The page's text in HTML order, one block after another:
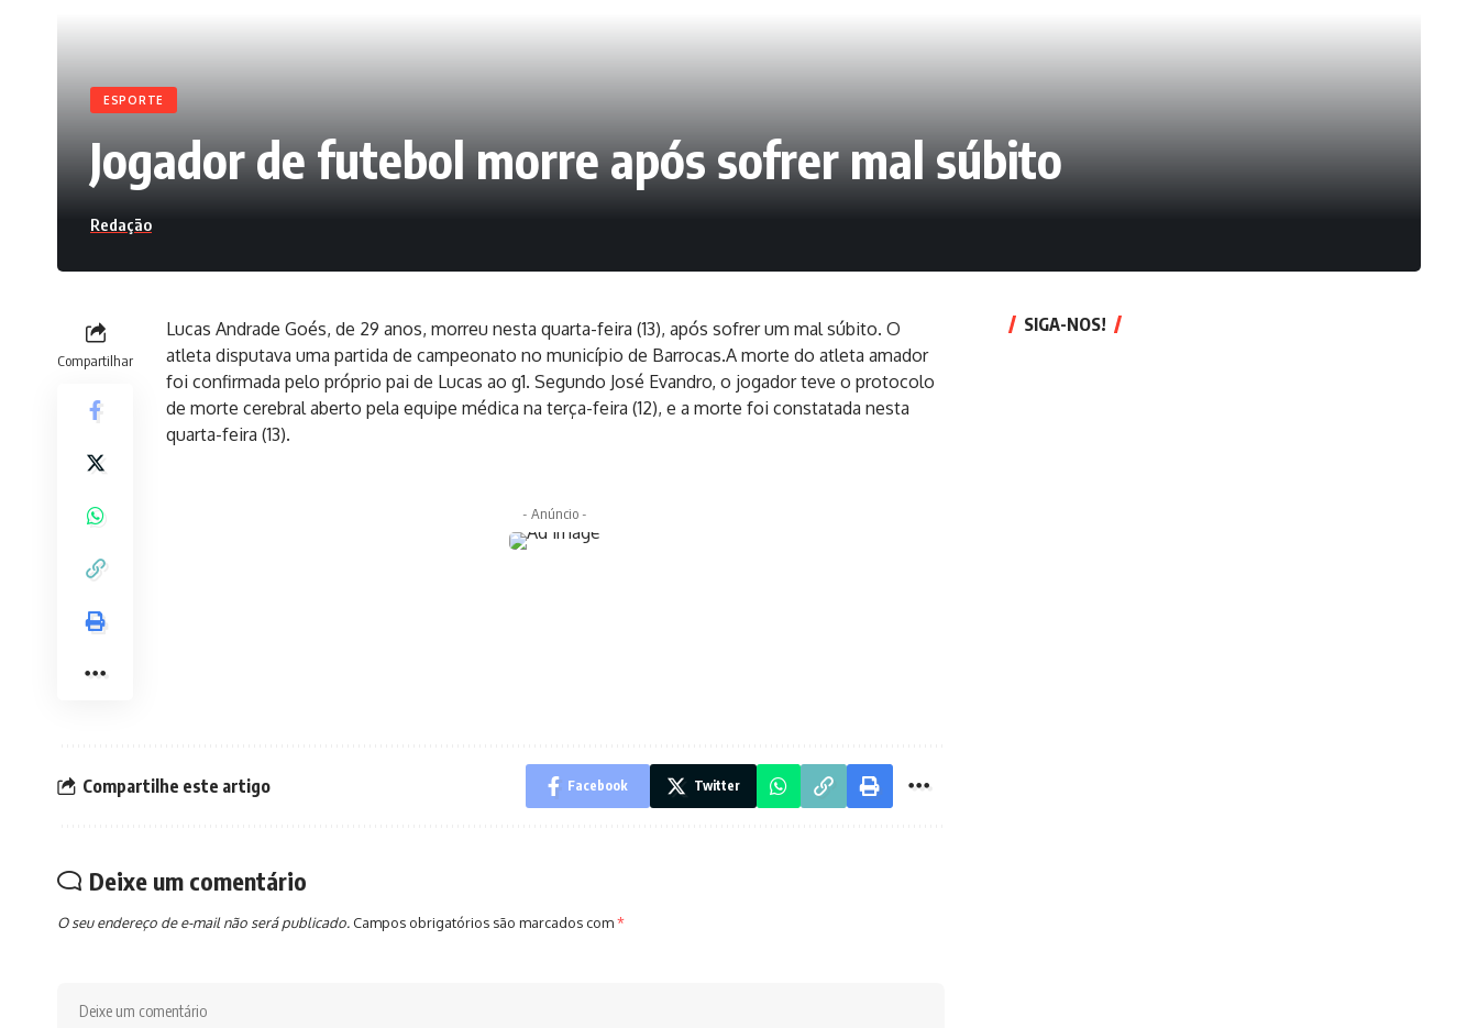
ESPORTE
Jogador de futebol morre após sofrer mal súbito
Redação
Compartilhar
Lucas Andrade Goés, de 29 anos, morreu nesta quarta-feira (13), após sofrer um mal súbito. O
atleta disputava uma partida de campeonato no município de Barrocas.A morte do atleta amador
foi confirmada pelo próprio pai de Lucas ao g1. Segundo José Evandro, o jogador teve o protocolo
de morte cerebral aberto pela equipe médica na terça-feira (12), e a morte foi constatada nesta
quarta-feira (13).
- Anúncio -
Compartilhe este artigo Facebook Twitter
Deixe um comentário
O seu endereço de e-mail não será publicado. Campos obrigatórios são marcados com*
SIGA-NOS!